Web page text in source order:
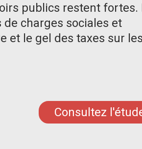
publics restent fortes.
charges sociales et
et le gel des taxes sur les
Consultez